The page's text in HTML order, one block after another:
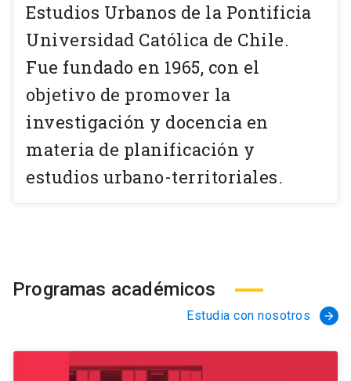
Estudios Urbanos de la Pontificia
Universidad Católica de Chile.
Fue fundado en 1965, con el
objetivo de promover la
investigación y docencia en
materia de planificación y
estudios urbano-territoriales.
Programas académicos
Estudia con nosotros arrow_forward